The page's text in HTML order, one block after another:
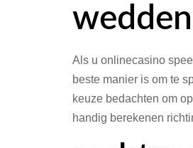
Als u onlinecasino
beste manier is om te
keuze bedachten om
handig berekenen